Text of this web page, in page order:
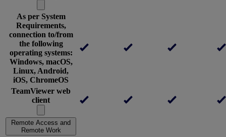
As per System
Requirements,
connection to/from
the following
operating systems:
Windows, macOS,
Linux, Android,
iOS, ChromeOS
TeamViewer web
client
Remote Access and
Remote Work